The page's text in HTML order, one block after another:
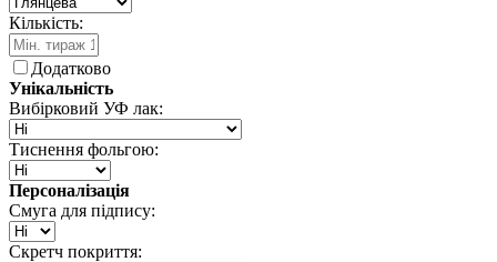
Кількість:
Додатково
Унікальність
Вибірковий УФ лак:
Тиснення фольгою:
Персоналізація
Смуга для підпису:
Скретч покриття: